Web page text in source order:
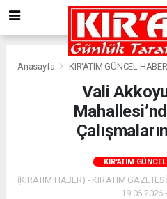
Anasayfa KIR'ATIM GÜNCEL
Vali
KIR'ATIM
(KIRATIM HABER) - KIR'ATIM
19.06.2026